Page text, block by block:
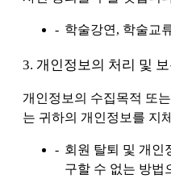
학술강연, 학술교
3. 개인정보의 처리 및
개인정보의 수집목적 또
는 귀하의 개인정보를 지
회원 탈퇴 및 개인
구할 수 없는 방법